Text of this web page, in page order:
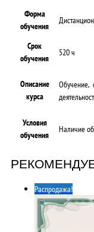
Форма
обучения
Срок
обучения
520 ч
Описание
курса
Обучение,
Условия
обучения
Наличие
Распродажа!